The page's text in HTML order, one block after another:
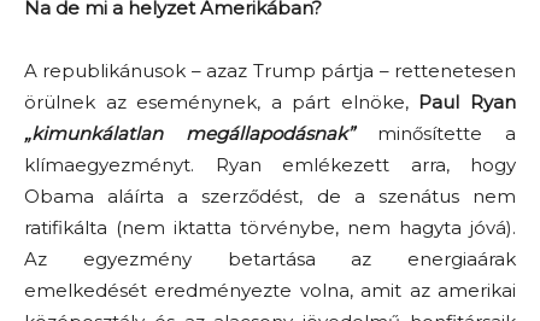
Na de mi a helyzet Amerikában?
A republikánusok – azaz Trump pártja – rettenetesen
örülnek az eseménynek, a párt elnöke, Paul Ryan
„kimunkálatlan megállapodásnak”minősítette a
klímaegyezményt. Ryan emlékezett arra, hogy
Obama aláírta a szerződést, de a szenátus nem
ratifikálta (nem iktatta törvénybe, nem hagyta jóvá).
Az egyezmény betartása az energiaárak
emelkedését eredményezte volna, amit az amerikai